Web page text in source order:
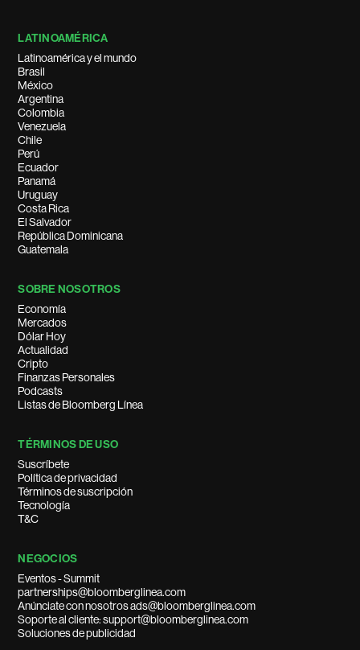
LATINOAMÉRICA
Latinoamérica y el mundo
Brasil
México
Argentina
Colombia
Venezuela
Chile
Perú
Ecuador
Panamá
Uruguay
Costa Rica
El Salvador
República Dominicana
Guatemala
SOBRE NOSOTROS
Economía
Mercados
Dólar Hoy
Actualidad
Cripto
Finanzas Personales
Podcasts
Listas de Bloomberg Línea
TÉRMINOS DE USO
Suscríbete
Política de privacidad
Términos de suscripción
Tecnología
T&C
NEGOCIOS
Eventos - Summit
partnerships@bloomberglinea.com
Anúnciate con nosotros ads@bloomberglinea.com
Soporte al cliente: support@bloomberglinea.com
Soluciones de publicidad